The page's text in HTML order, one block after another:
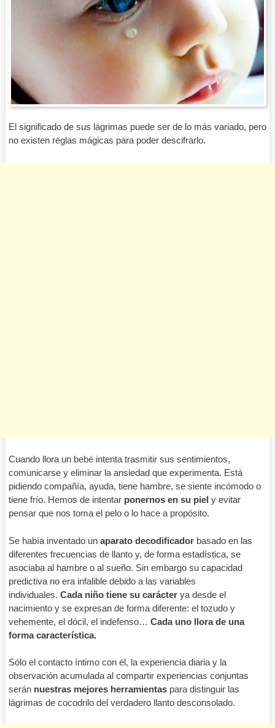
El significado de sus lágrimas puede ser de lo más variado, pero
no existen reglas mágicas para poder descifrarlo.
Cuando llora un bebé intenta trasmitir sus sentimientos,
comunicarse y eliminar la ansiedad que experimenta. Está
pidiendo compañía, ayuda, tiene hambre, se siente incómodo o
tiene frío. Hemos de intentar ponernos en su piel y evitar
pensar que nos toma el pelo o lo hace a propósito.
Se había inventado un aparato decodificadorbasado en las
diferentes frecuencias de llanto y, de forma estadística, se
asociaba al hambre o al sueño. Sin embargo su capacidad
predictiva no era infalible debido a las variables
individuales. Cada niño tiene su carácterya desde el
nacimiento y se expresan de forma diferente: el tozudo y
vehemente, el dócil, el indefenso… Cada uno llora de una
forma característica.
Sólo el contacto íntimo con él, la experiencia diaria y la
observación acumulada al compartir experiencias conjuntas
serán nuestras mejores herramientaspara distinguir las
lágrimas de cocodrilo del verdadero llanto desconsolado.